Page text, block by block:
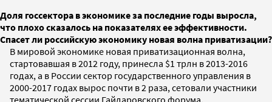
Доля госсектора в экономике за последние годы выросла,
что плохо сказалось на показателях ее эффективности.
Спасет ли российскую экономику новая волна приватизации?
В мировой экономике новая приватизационная волна,
стартовавшая в 2012 году, принесла $1 трлн в 2013-2016
годах, а в России сектор государственного управления в
2000-2017 годах вырос почти в 2 раза, сетовали участники
тематической сессии Гайдаровского форума.